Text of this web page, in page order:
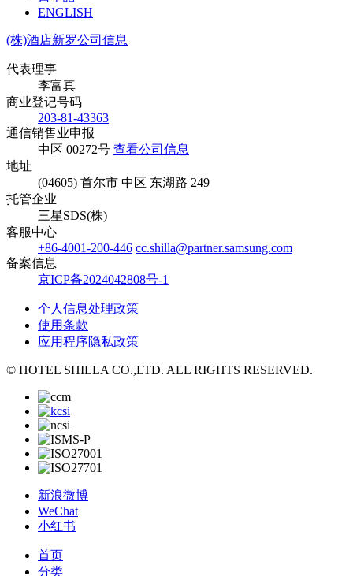
ENGLISH
(株)酒店新罗公司信息
代表理事
李富真
商业登记号码
203-81-43363
通信销售业申报
中区 00272号 查看公司信息
地址
(04605) 首尔市 中区 东湖路 249
托管企业
三星SDS(株)
客服中心
+86-4001-200-446 cc.shilla@partner.samsung.com
备案信息
京ICP备2024042808号-1
个人信息处理政策
使用条款
应用程序隐私政策
© HOTEL SHILLA CO.,LTD. ALL RIGHTS RESERVED.
新浪微博
WeChat
小红书
首页
分类